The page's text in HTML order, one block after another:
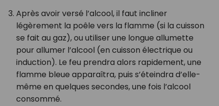
Après avoir versé l’alcool, il faut incliner
légèrement la poêle vers la flamme (si la cuisson
se fait au gaz), ou utiliser une longue allumette
pour allumer l’alcool (en cuisson électrique ou
induction). Le feu prendra alors rapidement, une
flamme bleue apparaîtra, puis s’éteindra d’elle-
même en quelques secondes, une fois l’alcool
consommé.